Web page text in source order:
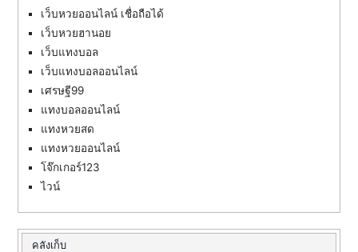
เว็บหวยออนไลน์ เชื่อถือได้
เว็บหวยฮานอย
เว็บแทงบอล
เว็บแทงบอลออนไลน์
เศรษฐี99
แทงบอลออนไลน์
แทงหวยสด
แทงหวยออนไลน์
โจ๊กเกอร์123
ไวน์
คลังเก็บ